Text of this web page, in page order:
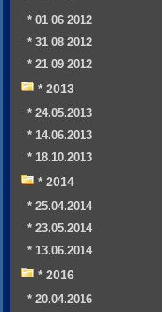
* 01 06 2012
* 31 08 2012
* 21 09 2012
* 2013
* 24.05.2013
* 14.06.2013
* 18.10.2013
* 2014
* 25.04.2014
* 23.05.2014
* 13.06.2014
* 2016
* 20.04.2016